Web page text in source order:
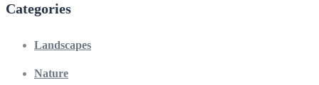
Categories
Landscapes
Nature